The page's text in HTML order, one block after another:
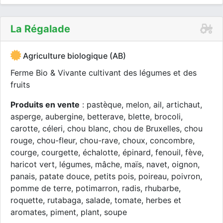
La Régalade
Agriculture biologique (AB)
Ferme Bio & Vivante cultivant des légumes et des
fruits
Produits en vente : pastèque, melon, ail, artichaut,
asperge, aubergine, betterave, blette, brocoli,
carotte, céleri, chou blanc, chou de Bruxelles, chou
rouge, chou-fleur, chou-rave, choux, concombre,
courge, courgette, échalotte, épinard, fenouil, fève,
haricot vert, légumes, mâche, maïs, navet, oignon,
panais, patate douce, petits pois, poireau, poivron,
pomme de terre, potimarron, radis, rhubarbe,
roquette, rutabaga, salade, tomate, herbes et
aromates, piment, plant, soupe